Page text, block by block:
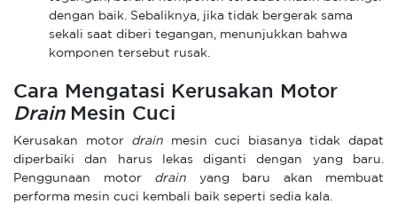
dengan baik. Sebaliknya, jika tidak bergerak sama
sekali saat diberi tegangan, menunjukkan bahwa
komponen tersebut rusak.
Cara Mengatasi Kerusakan Motor
Drain Mesin Cuci
Kerusakan motor drain
mesin cuci biasanya tidak dapat
diperbaiki dan harus lekas diganti dengan yang baru.
Penggunaan motor drain yang baru akan membuat
performa mesin cuci kembali baik seperti sedia kala.